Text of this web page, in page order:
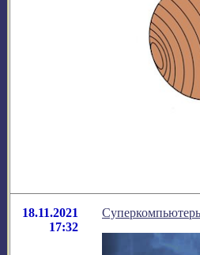
18.11.2021
17:32